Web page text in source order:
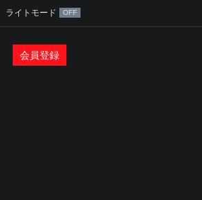
ライトモード
会員登録